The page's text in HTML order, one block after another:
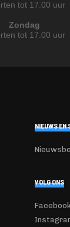
tot 17.00 uur
Zondag
tot 17.00 uur
NIEUWS EN
VOLG ONS